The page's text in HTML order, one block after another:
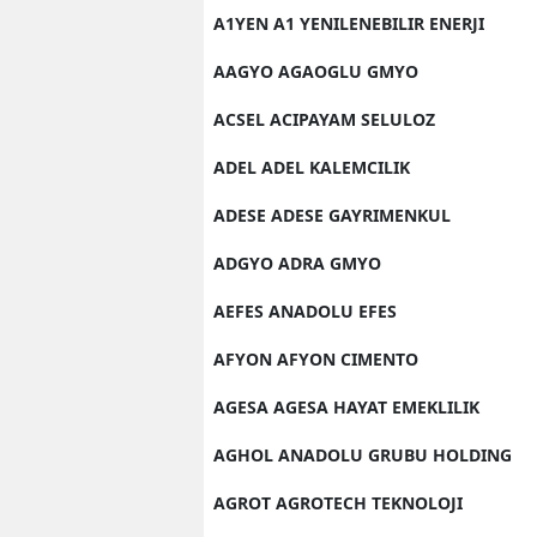
A1YEN A1 YENILENEBILIR ENERJI
AAGYO AGAOGLU GMYO
ACSEL ACIPAYAM SELULOZ
ADEL ADEL KALEMCILIK
ADESE ADESE GAYRIMENKUL
ADGYO ADRA GMYO
AEFES ANADOLU EFES
AFYON AFYON CIMENTO
AGESA AGESA HAYAT EMEKLILIK
AGHOL ANADOLU GRUBU HOLDING
AGROT AGROTECH TEKNOLOJI